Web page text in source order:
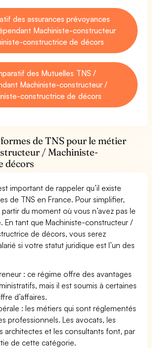
des assurances prévoyances
Machiniste-constructeur
constructrice de décors
des Mutuelles TNS /
Machiniste-constructeur /
constructrice de décors
de TNS pour le métier
/ Machiniste-
décors
important de rappeler qu’il existe
de TNS en France. Pour simplifier,
du moment où vous n’avez pas le
En tant que Machiniste-constructeur /
de décors, vous serez
si votre statut juridique est l’un des
: ce régime offre des avantages
mais il est soumis à certaines
d’affaires.
: les métiers qui sont réglementés
professionnels. Les avocats, les
architectes et les consultants font, par
de cette catégorie.